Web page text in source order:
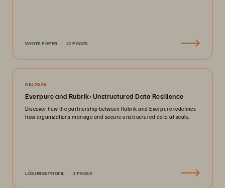
WHITE PAPER 12 PAGES
08/2026
Everpure and Rubrik: Unstructured Data Resilience
Discover how the partnership between Rubrik and Everpure redefines
how organizations manage and secure unstructured data at scale.
LÖSUNGSPROFIL 3 PAGES